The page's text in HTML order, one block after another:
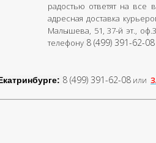
радостью ответят на
адресная доставка
Малышева, 51, 37-й эт.,
телефону 8 (499) 391-62-08
8 (499) 391-62-08 или